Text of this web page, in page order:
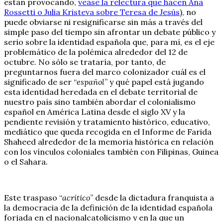
están provocando, veáse la relectura que hacen Ana
Rossetti o Julia Kristeva sobre Teresa de Jesús), no
puede obviarse ni resignificarse sin más a través del
simple paso del tiempo sin afrontar un debate público y
serio sobre la identidad española que, para mí, es el eje
problemático de la polémica alrededor del 12 de
octubre. No sólo se trataría, por tanto, de
preguntarnos fuera del marco colonizador cuál es el
significado de ser “español” y qué papel está jugando
esta identidad heredada en el debate territorial de
nuestro país sino también abordar el colonialismo
español en América Latina desde el siglo XV y la
pendiente revisión y tratamiento histórico, educativo,
mediático que queda recogida en el Informe de Farida
Shaheed alrededor de la memoria histórica en relación
con los vínculos coloniales también con Filipinas, Guinea
o el Sahara.
Este traspaso “acrítico” desde la dictadura franquista a
la democracia de la definición de la identidad española
forjada en el nacionalcatolicismo y en la que un